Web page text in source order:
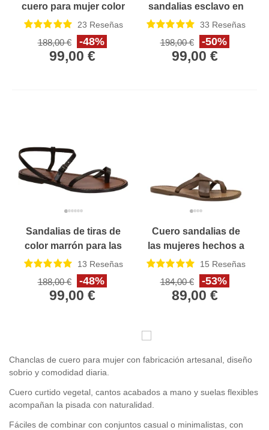
cuero para mujer color
cuero
23 Reseñas
188,00 € -48%
99,00 €
sandalias esclavo en
cuero negro
33 Reseñas
198,00 € -50%
99,00 €
Sandalias de tiras de
color marrón para las
mujeres
13 Reseñas
188,00 € -48%
99,00 €
Cuero sandalias de
las mujeres hechos a
mano en Italia en
cuero cuir de barro
15 Reseñas
184,00 € -53%
89,00 €
Chanclas de cuero para mujer con fabricación artesanal, diseño
sobrio y comodidad diaria.
Cuero curtido vegetal, cantos acabados a mano y suelas flexibles
acompañan la pisada con naturalidad.
Fáciles de combinar con conjuntos casual o minimalistas, con